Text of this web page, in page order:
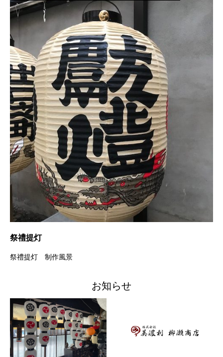
祭禮提灯
祭禮提灯 制作風景
お知らせ